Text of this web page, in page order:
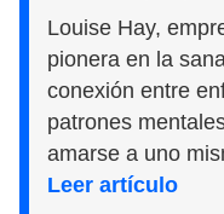
Louise Hay,
pionera en la
conexión entre
patrones
amarse a uno
Leer artículo